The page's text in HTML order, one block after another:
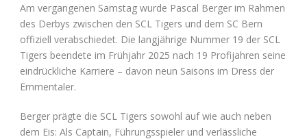
Am vergangenen Samstag wurde Pascal Berger im Rahmen
des Derbys zwischen den SCL Tigers und dem SC Bern
offiziell verabschiedet. Die langjährige Nummer 19 der SCL
Tigers beendete im Frühjahr 2025 nach 19 Profijahren seine
eindrückliche Karriere – davon neun Saisons im Dress der
Emmentaler.
Berger prägte die SCL Tigers sowohl auf wie auch neben
dem Eis: Als Captain, Führungsspieler und verlässliche